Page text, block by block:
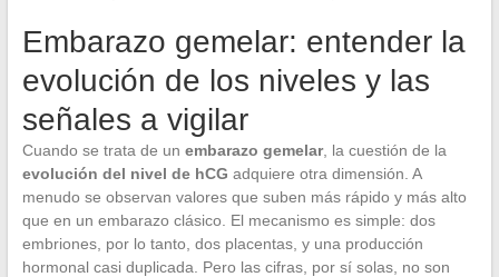
Embarazo gemelar: entender la
evolución de los niveles y las
señales a vigilar
Cuando se trata de un embarazo gemelar, la cuestión de la
evolución del nivel de hCG adquiere otra dimensión. A
menudo se observan valores que suben más rápido y más alto
que en un embarazo clásico. El mecanismo es simple: dos
embriones, por lo tanto, dos placentas, y una producción
hormonal casi duplicada. Pero las cifras, por sí solas, no son